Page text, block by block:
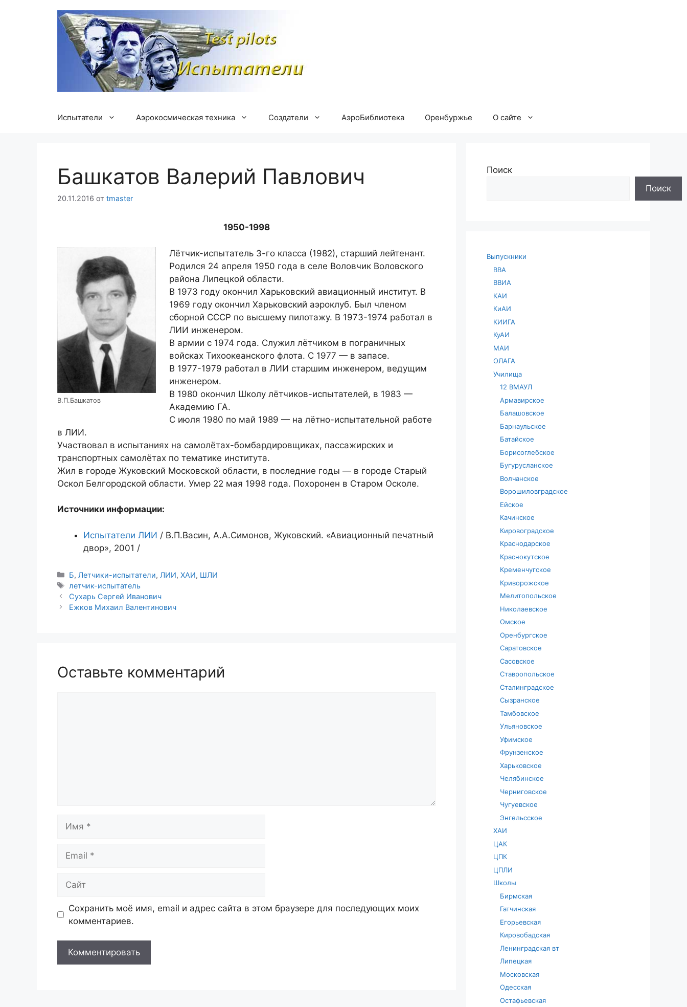
Испытатели Аэрокосмическая техника Создатели АэроБиблиотека Оренбуржье О сайте
Башкатов Валерий Павлович
20.11.2016 от tmaster
1950-1998
В.П.Башкатов
Лётчик-испытатель 3-го класса (1982), старший лейтенант.
Родился 24 апреля 1950 года в селе Воловчик Воловского
района Липецкой области.
В 1973 году окончил Харьковский авиационный институт. В
1969 году окончил Харьковский аэроклуб. Был членом
сборной СССР по высшему пилотажу. В 1973-1974 работал в
ЛИИ инженером.
В армии с 1974 года. Служил лётчиком в пограничных
войсках Тихоокеанского флота. С 1977 — в запасе.
В 1977-1979 работал в ЛИИ старшим инженером, ведущим
инженером.
В 1980 окончил Школу лётчиков-испытателей, в 1983 —
Академию ГА.
С июля 1980 по май 1989 — на лётно-испытательной работе
в ЛИИ.
Участвовал в испытаниях на самолётах-бомбардировщиках, пассажирских и
транспортных самолётах по тематике института.
Жил в городе Жуковский Московской области, в последние годы — в городе Старый
Оскол Белгородской области. Умер 22 мая 1998 года. Похоронен в Старом Осколе.
Источники информации:
Испытатели ЛИИ / В.П.Васин, А.А.Симонов, Жуковский. «Авиационный печатный
двор», 2001 /
Рубрики
Б,Летчики-испытатели,ЛИИ,ХАИ, ШЛИ
Метки
летчик-испытатель
Сухарь Сергей Иванович
Ежков Михаил Валентинович
Оставьте комментарий
Сохранить моё имя, email и адрес сайта в этом браузере для последующих моих
комментариев.
Поиск
Поиск
Выпускники
ВВА
ВВИА
КАИ
КиАИ
КИИГА
КуАИ
МАИ
ОЛАГА
Училища
12 ВМАУЛ
Армавирское
Балашовское
Барнаульское
Батайское
Борисоглебское
Бугурусланское
Волчанское
Ворошиловградское
Ейское
Качинское
Кировоградское
Краснодарское
Краснокутское
Кременчугское
Криворожское
Мелитопольское
Николаевское
Омское
Оренбургское
Саратовское
Сасовское
Ставропольское
Сталинградское
Сызранское
Тамбовское
Ульяновское
Уфимское
Фрунзенское
Харьковское
Челябинское
Черниговское
Чугуевское
Энгельсское
ХАИ
ЦАК
ЦПК
ЦПЛИ
Школы
Бирмская
Гатчинская
Егорьевская
Кировобадская
Ленинградская вт
Липецкая
Московская
Одесская
Остафьевская